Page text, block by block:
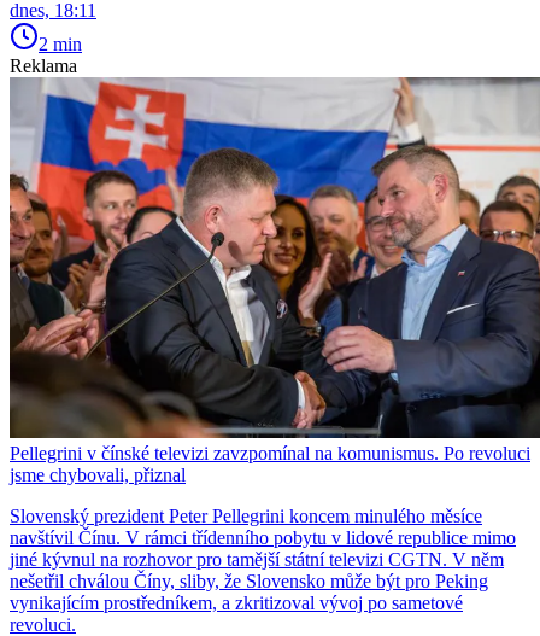
dnes, 18:11
2 min
Reklama
Pellegrini v čínské televizi zavzpomínal na komunismus. Po revoluci
jsme chybovali, přiznal
Slovenský prezident Peter Pellegrini koncem minulého měsíce
navštívil Čínu. V rámci třídenního pobytu v lidové republice mimo
jiné kývnul na rozhovor pro tamější státní televizi CGTN. V něm
nešetřil chválou Číny, sliby, že Slovensko může být pro Peking
vynikajícím prostředníkem, a zkritizoval vývoj po sametové
revoluci.